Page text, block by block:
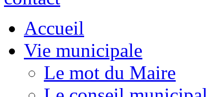
Accueil
Vie municipale
Le mot du Maire